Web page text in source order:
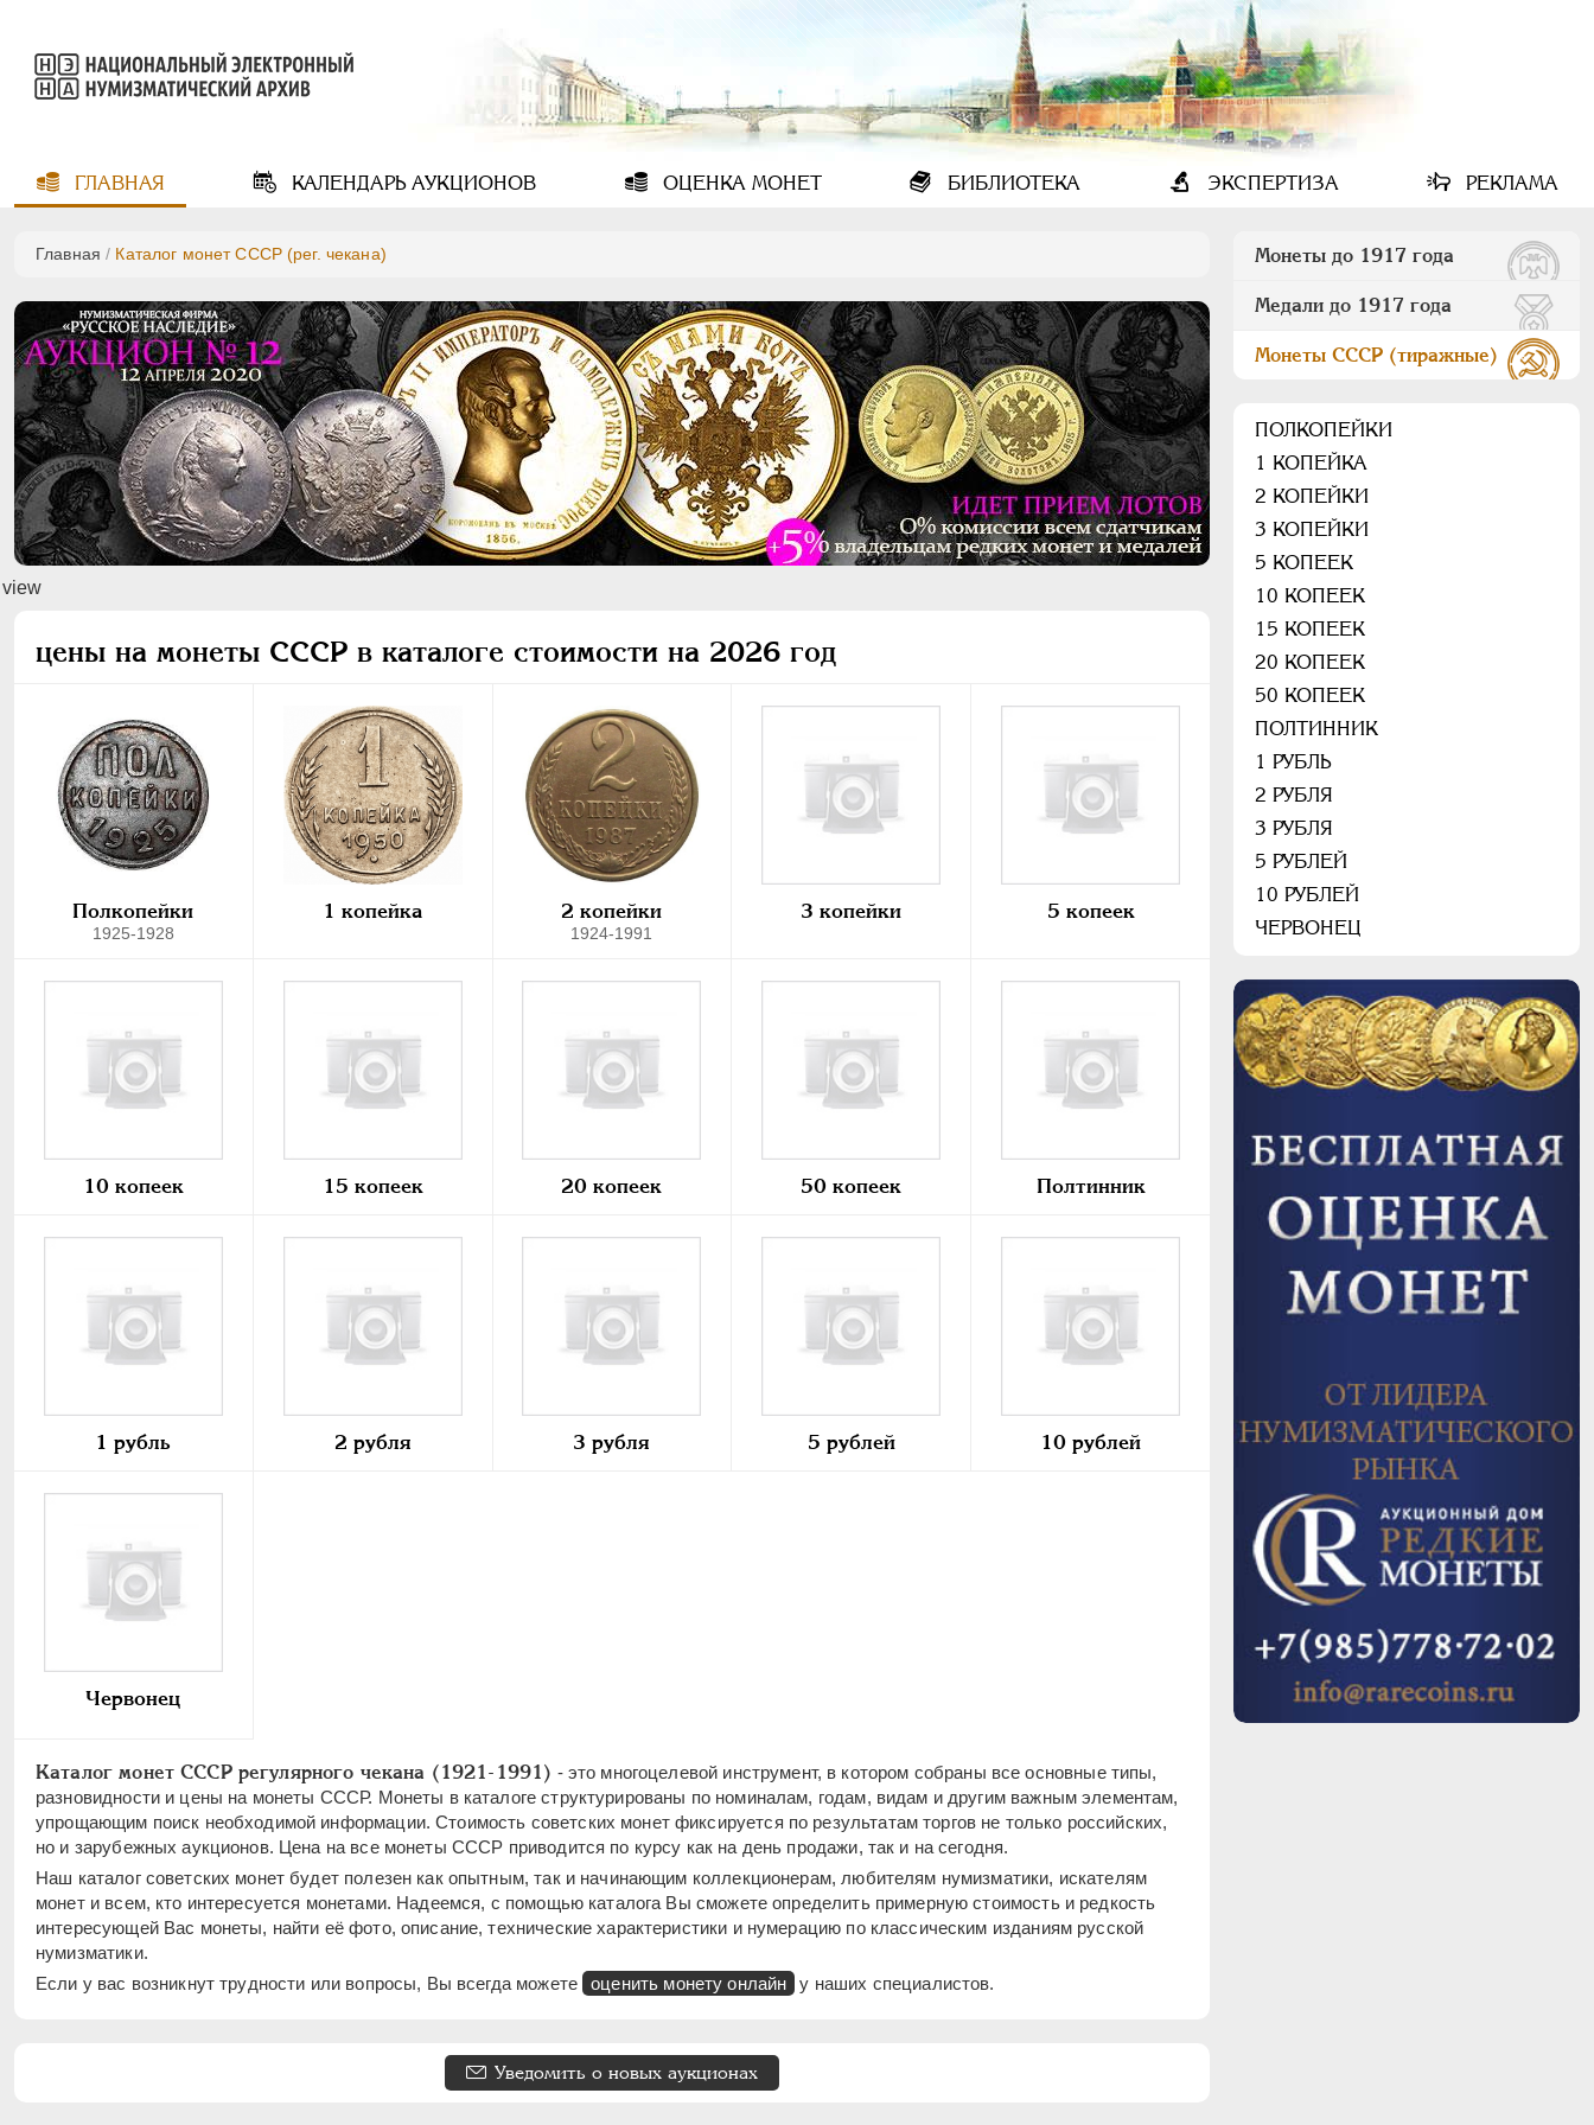
ГЛАВНАЯ КАЛЕНДАРЬАУКЦИОНОВ ОЦЕНКАМОНЕТ БИБЛИОТЕКА ЭКСПЕРТИЗА РЕКЛАМА
Главная / Каталог монет СССР (рег. чекана)
view
цены на монеты СССР в каталоге стоимости на 2026 год
Полкопейки
1925-1928
1 копейка 2 копейки
1924-1991
3 копейки 5 копеек
10 копеек 15 копеек 20 копеек 50 копеек Полтинник
1 рубль 2 рубля 3 рубля 5 рублей 10 рублей
Червонец
Каталог монет СССР регулярного чекана (1921-1991) - это многоцелевой инструмент, в котором собраны все основные типы,
разновидности и цены на монеты СССР. Монеты в каталоге структурированы по номиналам, годам, видам и другим важным элементам,
упрощающим поиск необходимой информации. Cтоимость советских монет фиксируется по результатам торгов не только российских,
но и зарубежных аукционов. Цена на все монеты СССР приводится по курсу как на день продажи, так и на сегодня.
Наш каталог советских монет будет полезен как опытным, так и начинающим коллекционерам, любителям нумизматики, искателям
монет и всем, кто интересуется монетами. Надеемся, с помощью каталога Вы сможете определить примерную стоимость и редкость
интересующей Вас монеты, найти её фото, описание, технические характеристики и нумерацию по классическим изданиям русской
нумизматики.
Если у вас возникнут трудности или вопросы, Вы всегда можете
оценить монету онлайн у наших специалистов.
Уведомить о новых аукционах
Монеты до 1917 года
Медали до 1917 года
Монеты СССР (тиражные)
ПОЛКОПЕЙКИ
1 КОПЕЙКА
2 КОПЕЙКИ
3 КОПЕЙКИ
5 КОПЕЕК
10 КОПЕЕК
15 КОПЕЕК
20 КОПЕЕК
50 КОПЕЕК
ПОЛТИННИК
1 РУБЛЬ
2 РУБЛЯ
3 РУБЛЯ
5 РУБЛЕЙ
10 РУБЛЕЙ
ЧЕРВОНЕЦ